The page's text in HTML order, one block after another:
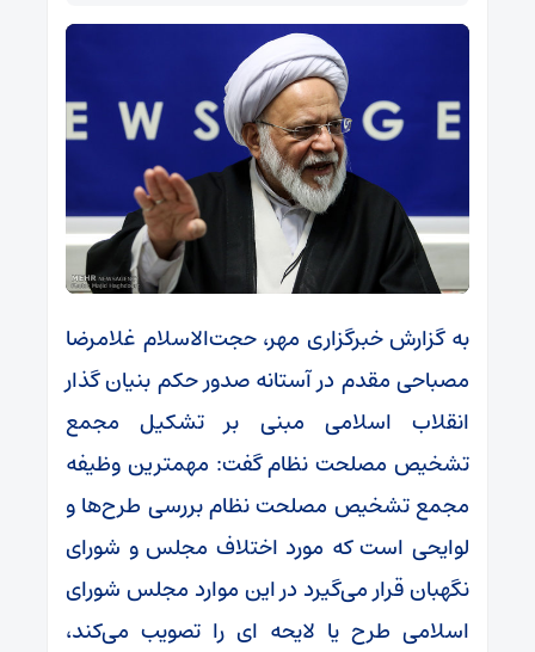
به گزارش خبرگزاری مهر، حجت‌الاسلام غلامرضا
مصباحی مقدم در آستانه صدور حکم بنیان گذار
انقلاب اسلامی مبنی بر تشکیل مجمع
تشخیص مصلحت نظام گفت: مهمترین وظیفه
مجمع تشخیص مصلحت نظام بررسی طرح‌ها و
لوایحی است که مورد اختلاف مجلس و شورای
نگهبان قرار می‌گیرد در این موارد مجلس شورای
اسلامی طرح یا لایحه ای را تصویب می‌کند،